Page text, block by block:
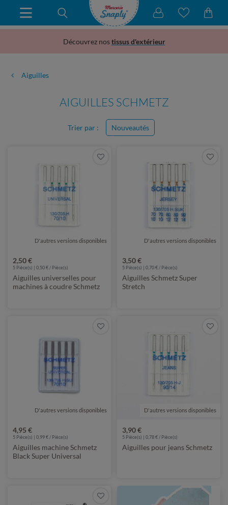
Découvrez nostissus d'extérieur
Aiguilles
AIGUILLES SCHMETZ
Trier par : Nouveautés
de Schmetz
D'autres versions disponibles
2,50 €
5 Pièce(s) | 0,50 € / Pièce(s)
Aiguilles universelles pour
machines à coudre Schmetz
de Schmetz
D'autres versions disponibles
3,50 €
5 Pièce(s) | 0,70 € / Pièce(s)
Aiguilles Schmetz Super
Stretch
de Schmetz
D'autres versions disponibles
4,95 €
5 Pièce(s) | 0,99 € / Pièce(s)
Aiguilles machine Schmetz
Black Super Universal
de Schmetz
D'autres versions disponibles
3,90 €
5 Pièce(s) | 0,78 € / Pièce(s)
Aiguilles pour jeans Schmetz